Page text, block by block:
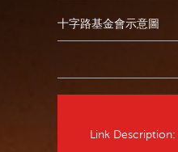
十字路基金會示意圖
Link Description: